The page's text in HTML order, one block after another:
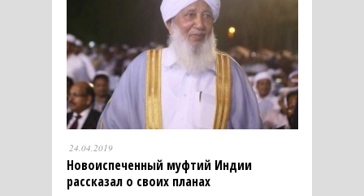
24.04.2019
Новоиспеченный муфтий Индии
рассказал о своих планах